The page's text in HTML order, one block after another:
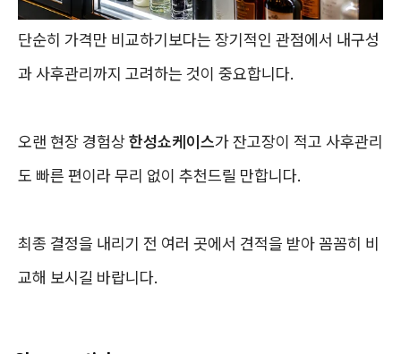
단순히 가격만 비교하기보다는 장기적인 관점에서 내구성
과 사후관리까지 고려하는 것이 중요합니다.
오랜 현장 경험상한성쇼케이스가 잔고장이 적고 사후관리
도 빠른 편이라 무리 없이 추천드릴 만합니다.
최종 결정을 내리기 전 여러 곳에서 견적을 받아 꼼꼼히 비
교해 보시길 바랍니다.